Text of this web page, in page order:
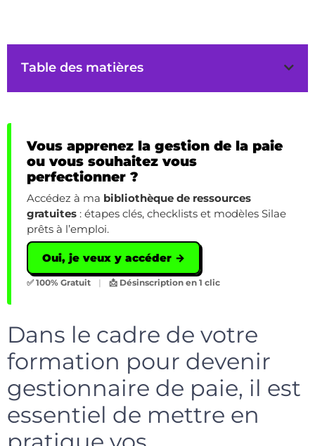
Table des matières
Vous apprenez la gestion de la paie
ou vous souhaitez vous
perfectionner ?
Accédez à ma bibliothèque de ressources
gratuites : étapes clés, checklists et modèles Silae
prêts à l’emploi.
Oui, je veux y accéder →
✅ 100% Gratuit | 📩 Désinscription en 1 clic
Dans le cadre de votre
formation pour devenir
gestionnaire de paie, il est
essentiel de mettre en